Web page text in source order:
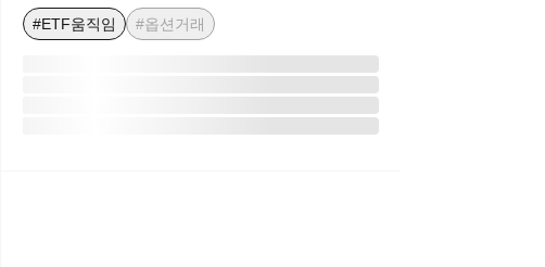
#ETF움직임 #옵션거래